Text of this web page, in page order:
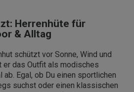
Herrenhüte für
& Alltag
schützt vor Sonne, Wind und
er das Outfit als modisches
Egal, ob Du einen sportlichen
suchst oder einen klassischen